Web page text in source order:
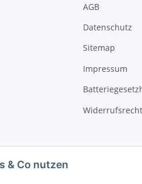
& Co nutzen
AGB
Datenschutz
Sitemap
Impressum
Widerrufsrecht